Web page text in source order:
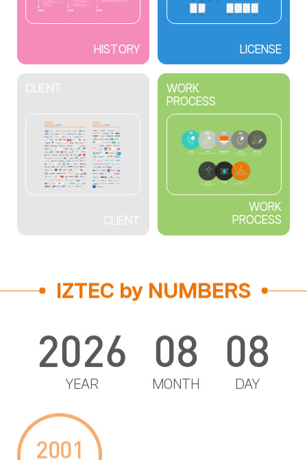
HISTORY LICENSE
CLIENT
CLIENT
WORK
PROCESS
WORK
PROCESS
IZTEC by NUMBERS
2026
YEAR
08
MONTH
08
DAY
2001